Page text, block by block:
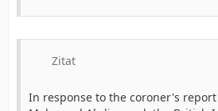
Zitat
In response to the coroner's